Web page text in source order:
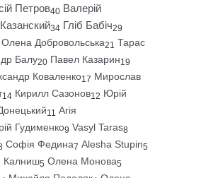
Петров40 Валерій
34 Гліб Бабіч29
Олена Добровольська21 Тарас
Балу20 Павел Казарин19
Коваленко17 Мирослав
14 Кирилл Сазонов12 Юрій
11 Агія
Гудименко9 Vasyl Taras8
Софія Федина7 Alesha Stupin5
Калниш5 Олена Монова5